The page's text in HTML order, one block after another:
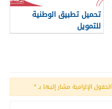
تحميل تطبيق الوطنية
للتمويل
الحقول الإلزامية مشار إليها بـ*